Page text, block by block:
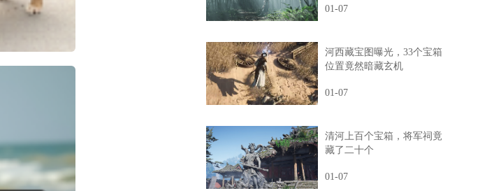
01-07
河西藏宝图曝光，33个宝箱
位置竟然暗藏玄机
01-07
清河上百个宝箱，将军祠竟
藏了二十个
01-07